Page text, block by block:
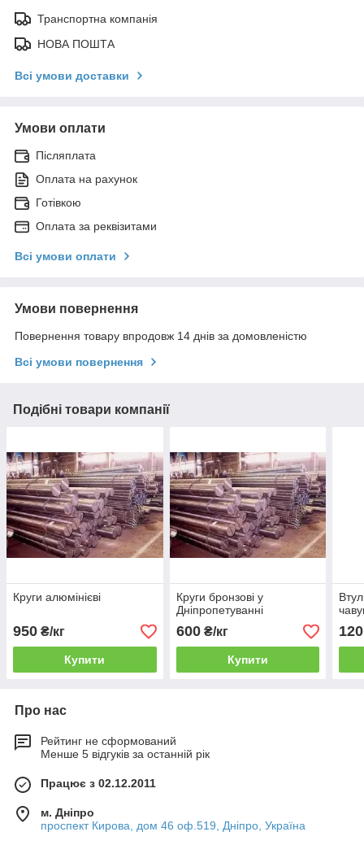
Транспортна компанія
НОВА ПОШТА
Всі умови доставки
Умови оплати
Післяплата
Оплата на рахунок
Готівкою
Оплата за реквізитами
Всі умови оплати
Умови повернення
Повернення товару впродовж 14 днів за домовленістю
Всі умови повернення
Подібні товари компанії
Круги алюмінієві
950 ₴/кг
Купити
Круги бронзові у
Дніпропетуванні
600₴/кг
Купити
120
Про нас
Рейтинг не сформований
Менше 5 відгуків за останній рік
Працює з 02.12.2011
м. Дніпро
проспект Кирова, дом 46 оф.519, Дніпро, Україна